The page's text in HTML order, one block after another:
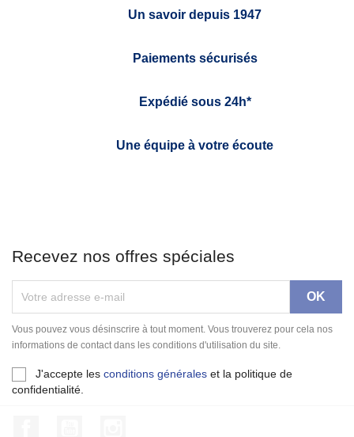
Un savoir depuis 1947
Paiements sécurisés
Expédié sous 24h*
Une équipe à votre écoute
Recevez nos offres spéciales
Vous pouvez vous désinscrire à tout moment. Vous trouverez pour cela nos
informations de contact dans les conditions d'utilisation du site.
J'accepte les conditions générales et la politique de
confidentialité.